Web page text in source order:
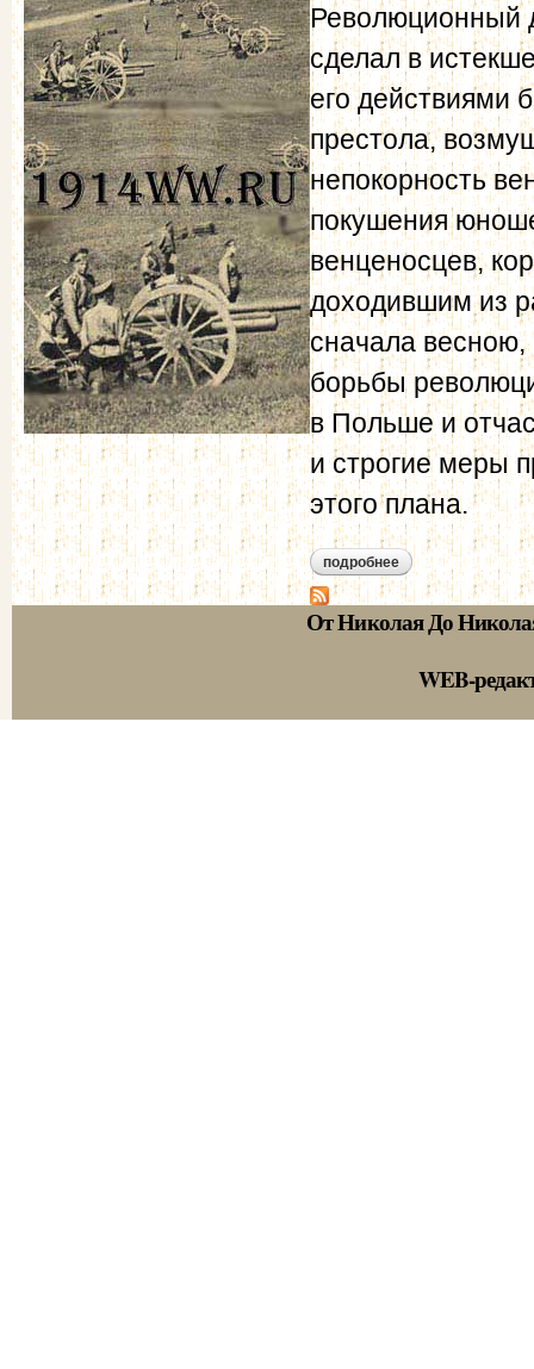
Революционный
сделал в
его действиями
престола,
непокорность
покушения
венценосцев,
доходившим из
сначала
борьбы
в Польше и
и строгие меры
этого плана.
подробнее о о
От Николая До
WEB-